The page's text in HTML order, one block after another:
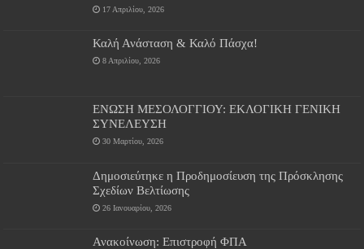
17 Απριλίου, 2026
Καλή Ανάσταση & Καλό Πάσχα!
8 Απριλίου, 2026
ΕΝΩΣΗ ΜΕΣΟΛΟΓΓΙΟΥ: ΕΚΛΟΓΙΚΗ ΓΕΝΙΚΗ
ΣΥΝΕΛΕΥΣΗ
30 Μαρτίου, 2026
Δημοσιεύτηκε η Προδημοσίευση της Πρόσκλησης
Σχεδίων Βελτίωσης
26 Ιανουαρίου, 2026
Ανακοίνωση: Επιστροφή ΦΠΑ